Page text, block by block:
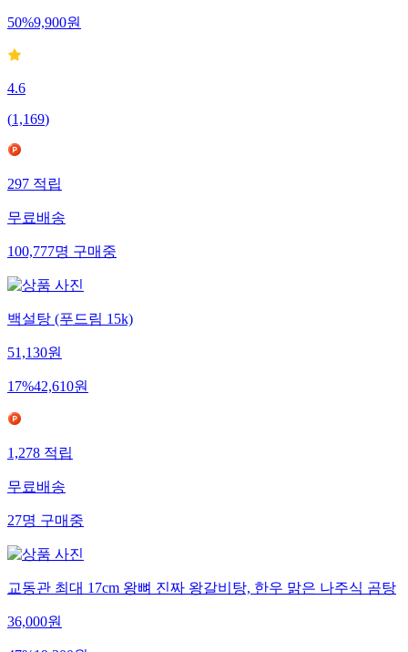
50%9,900원
4.6
(1,169)
297적립
무료배송
100,777명구매중
백설탕 (푸드림 15k)
51,130원
17%42,610원
1,278적립
무료배송
27명구매중
교동관 최대 17cm 왕뼈 진짜 왕갈비탕, 한우 맑은 나주식 곰탕
36,000원